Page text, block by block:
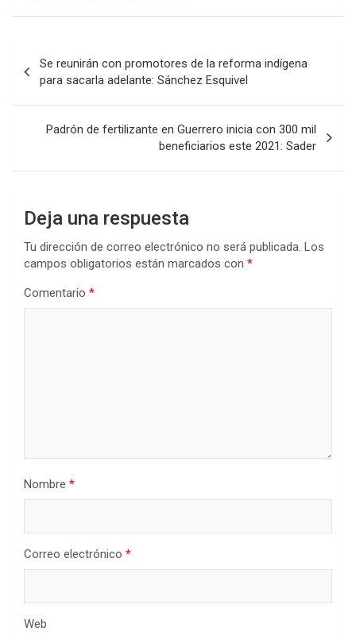
de
entradas
Se reunirán con promotores de la reforma indígena
para sacarla adelante: Sánchez Esquivel
Padrón de fertilizante en Guerrero inicia con 300 mil
beneficiarios este 2021: Sader
Deja una respuesta
Tu dirección de correo electrónico no será publicada. Los
campos obligatorios están marcados con *
Comentario *
Nombre *
Correo electrónico *
Web